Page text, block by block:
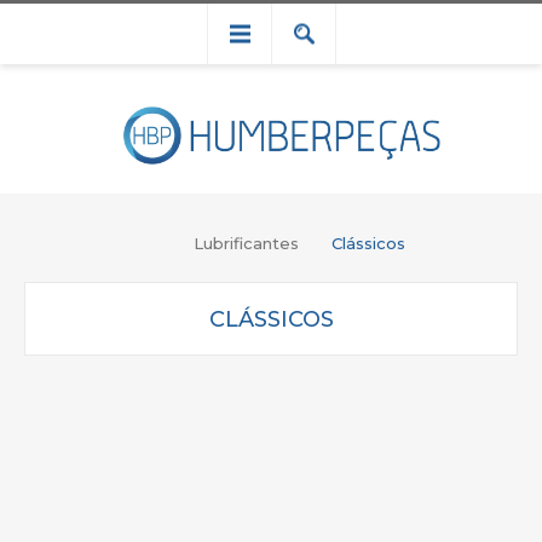
Lubrificantes Clássicos
CLÁSSICOS